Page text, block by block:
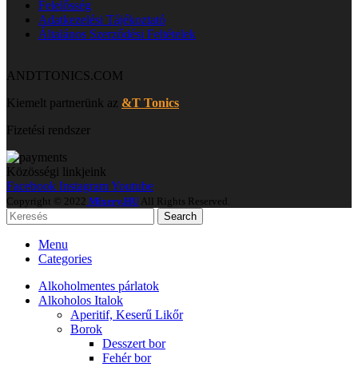
Felelősség
Adatkezelési Tájékoztató
Általános Szerződési Feltételek
ANDTTONICS.COM
Kiemelt partnerünk az &T Tonics
Fizetési rendszer
Közösségi linkjeink
Facebook InstagramYoutube
Copyright © 2022 Mixery.HU All Rights Reserved.
Search
Menu
Categories
Alkoholmentes párlatok
Alkoholos Italok
Aperitif, Keserű Likőr
Borok
Desszert bor
Fehér bor